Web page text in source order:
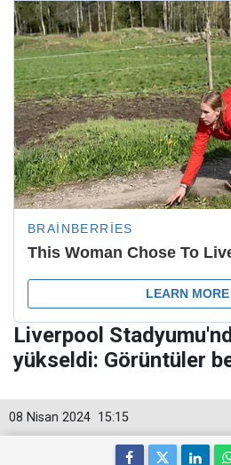
Liverpool
yükseldi: Görüntüler
15:15
08 Nisan 2024